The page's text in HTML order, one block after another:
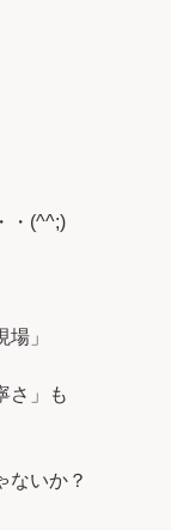
・(^^;)
」
さ」も
ないか？